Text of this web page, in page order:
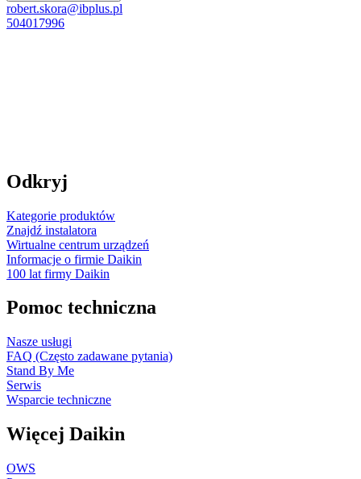
robert.skora@ibplus.pl
504017996
Odkryj
Kategorie produktów
Znajdź instalatora
Wirtualne centrum urządzeń
Informacje o firmie Daikin
100 lat firmy Daikin
Pomoc techniczna
Nasze usługi
FAQ (Często zadawane pytania)
Stand By Me
Serwis
Wsparcie techniczne
Więcej Daikin
OWS